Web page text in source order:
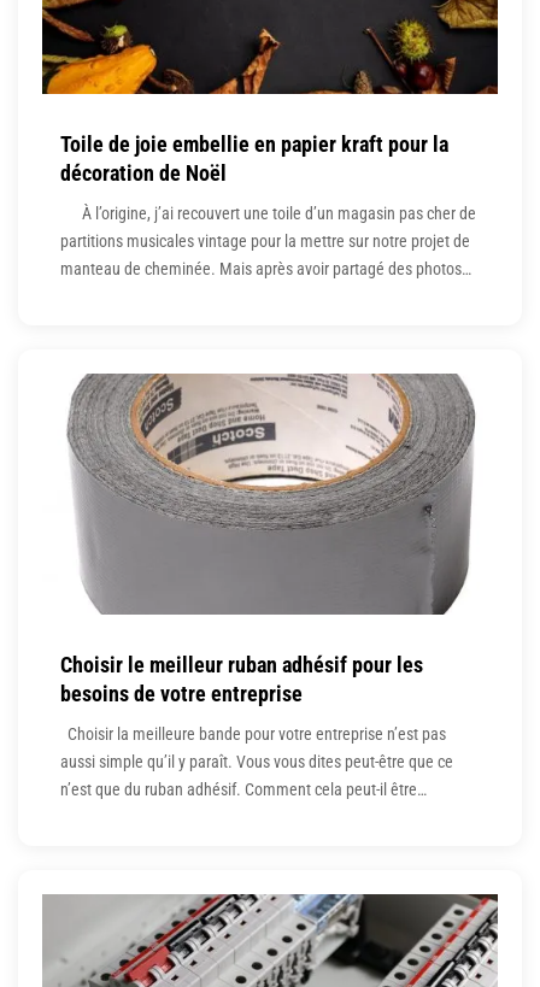
Toile de joie embellie en papier kraft pour la
décoration de Noël
À l’origine, j’ai recouvert une toile d’un magasin pas cher de
partitions musicales vintage pour la mettre sur notre projet de
manteau de cheminée. Mais après avoir partagé des photos
Choisir le meilleur ruban adhésif pour les
besoins de votre entreprise
Choisir la meilleure bande pour votre entreprise n’est pas
aussi simple qu’il y paraît. Vous vous dites peut-être que ce
n’est que du ruban adhésif. Comment cela peut-il être